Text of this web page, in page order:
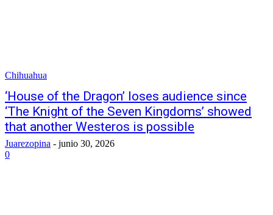
Chihuahua
‘House of the Dragon’ loses audience since
‘The Knight of the Seven Kingdoms’ showed
that another Westeros is possible
Juarezopina - junio 30, 2026
0